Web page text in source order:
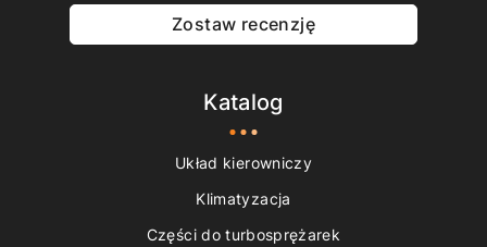
Zostaw recenzję
Katalog
Układ kierowniczy
Klimatyzacja
Części do turbosprężarek